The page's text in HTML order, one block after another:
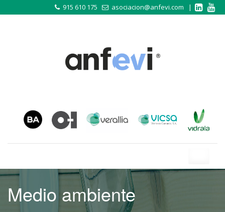
915 610 175 asociacion@anfevi.com |
Medio ambiente